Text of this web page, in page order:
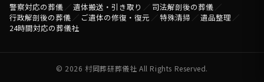
警察対応の葬儀 遺体搬送・引き取り
司法解剖後の葬儀
行政解剖後の葬儀
ご遺体の修復・復元 特殊清掃
遺品整理
24時間対応の葬儀社
© 2026 村岡葬研葬儀社 All Rights Reserved.